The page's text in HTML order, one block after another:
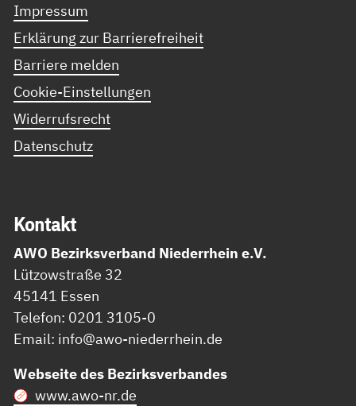
Impressum
Erklärung zur Barrierefreiheit
Barriere melden
Cookie-Einstellungen
Widerrufsrecht
Datenschutz
Kon­takt
AWO Bezirksverband Niederrhein e.V.
Lützowstraße 32
45141 Essen
Telefon: 0201 3105-0
Email: info@awo-niederrhein.de
Webseite des Bezirksverbandes
www.awo-nr.de